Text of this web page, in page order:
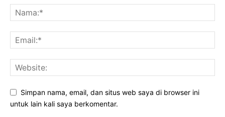
Simpan nama, email, dan situs web saya di browser ini
untuk lain kali saya berkomentar.